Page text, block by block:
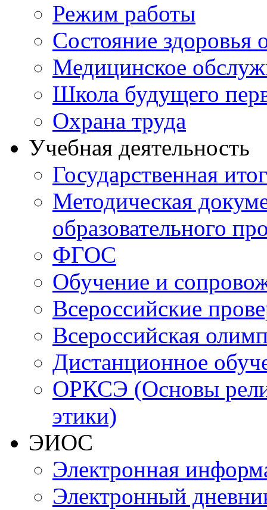
Режим работы
Состояние
Медицинское
Школа будущего
Охрана труда
Учебная деятельность
Государственная
Методическая
образовательного
ФГОС
Обучение и
Всероссийские
Всероссийская
Дистанционное
ОРКСЭ (Основы
этики)
ЭИОС
Электронная
Электронный